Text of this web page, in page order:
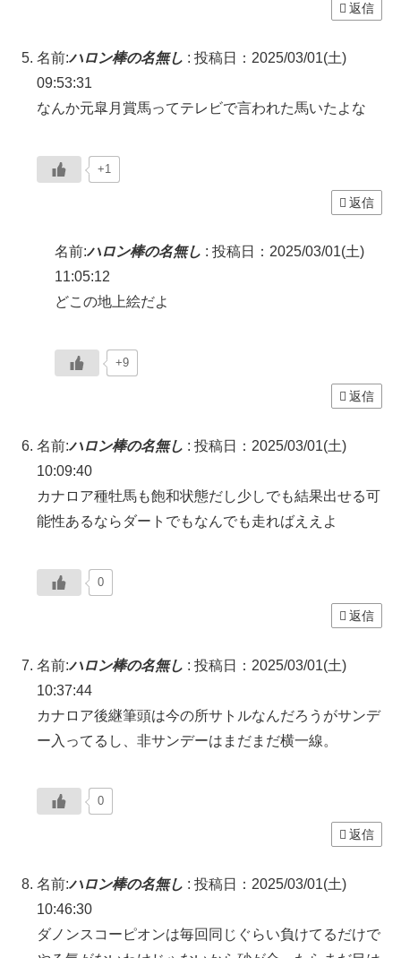
返信
名前:ハロン棒の名無し : 投稿日：2025/03/01(土)
09:53:31
なんか元皐月賞馬ってテレビで言われた馬いたよな
+1
返信
名前:ハロン棒の名無し : 投稿日：2025/03/01(土)
11:05:12
どこの地上絵だよ
+9
返信
名前:ハロン棒の名無し : 投稿日：2025/03/01(土)
10:09:40
カナロア種牡馬も飽和状態だし少しでも結果出せる可
能性あるならダートでもなんでも走ればええよ
0
返信
名前:ハロン棒の名無し : 投稿日：2025/03/01(土)
10:37:44
カナロア後継筆頭は今の所サトルなんだろうがサンデ
ー入ってるし、非サンデーはまだまだ横一線。
0
返信
名前:ハロン棒の名無し : 投稿日：2025/03/01(土)
10:46:30
ダノンスコーピオンは毎回同じぐらい負けてるだけで